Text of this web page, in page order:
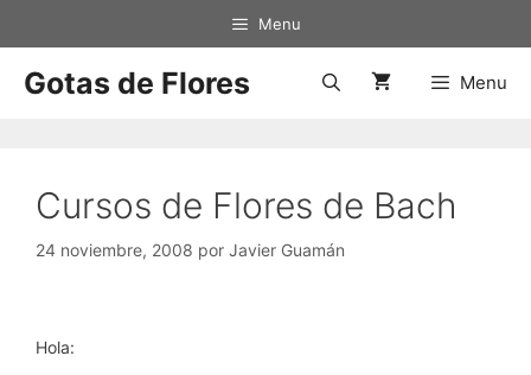
Menu
Gotas de Flores Menu
Cursos de Flores de Bach
24 noviembre, 2008 por Javier Guamán
Hola: